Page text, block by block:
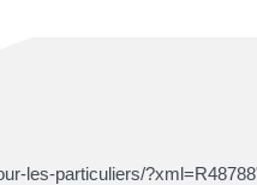
les-particuliers/